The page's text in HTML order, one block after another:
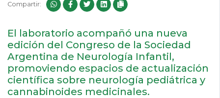
Compartir:
El laboratorio acompañó una nueva
edición del Congreso de la Sociedad
Argentina de Neurología Infantil,
promoviendo espacios de actualización
científica sobre neurología pediátrica y
cannabinoides medicinales.